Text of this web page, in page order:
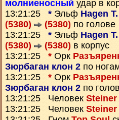
молниеносный удар в
13:21:25 * Эльф Hagen
(5380)
(5380) по голове
13:21:25 * Эльф Hagen
(5380)
(5380) в корпус
13:21:25 * Орк
Зюрбаган клон 2 по
13:21:25 * Орк
Зюрбаган клон 2 по
13:21:25 Человек Steiner
13:21:25 Человек Steiner